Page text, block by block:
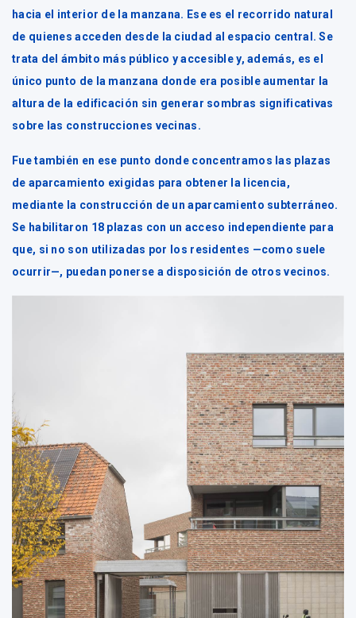
hacia el interior de la manzana. Ese es el recorrido natural
de quienes acceden desde la ciudad al espacio central. Se
trata del ámbito más público y accesible y, además, es el
único punto de la manzana donde era posible aumentar la
altura de la edificación sin generar sombras significativas
sobre las construcciones vecinas.
Fue también en ese punto donde concentramos las plazas
de aparcamiento exigidas para obtener la licencia,
mediante la construcción de un aparcamiento subterráneo.
Se habilitaron 18 plazas con un acceso independiente para
que, si no son utilizadas por los residentes —como suele
ocurrir—, puedan ponerse a disposición de otros vecinos.